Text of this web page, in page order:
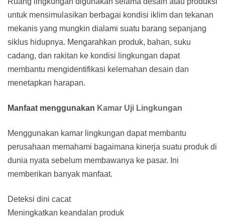
untuk mensimulasikan berbagai kondisi iklim dan tekanan
mekanis yang mungkin dialami suatu barang sepanjang
siklus hidupnya. Mengarahkan produk, bahan, suku
cadang, dan rakitan ke kondisi lingkungan dapat
membantu mengidentifikasi kelemahan desain dan
menetapkan harapan.
Manfaat menggunakan Kamar Uji Lingkungan
Menggunakan kamar lingkungan dapat membantu
perusahaan memahami bagaimana kinerja suatu produk di
dunia nyata sebelum membawanya ke pasar. Ini
memberikan banyak manfaat.
Deteksi dini cacat
Meningkatkan keandalan produk